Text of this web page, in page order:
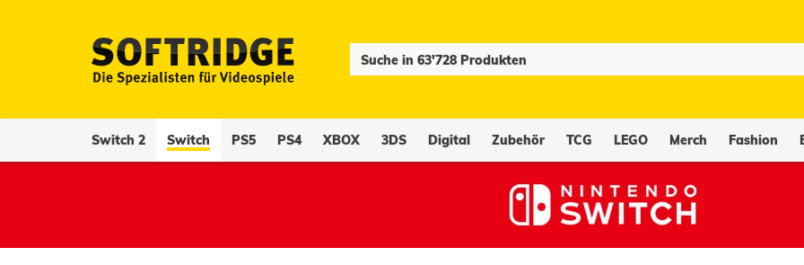
Switch 2 Switch PS5 PS4 XBOX 3DS Digital Zubehör TCG LEGO Merch Fashion